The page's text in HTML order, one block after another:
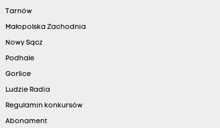
Tarnów
Małopolska Zachodnia
Nowy Sącz
Podhale
Gorlice
Ludzie Radia
Regulamin konkursów
Abonament